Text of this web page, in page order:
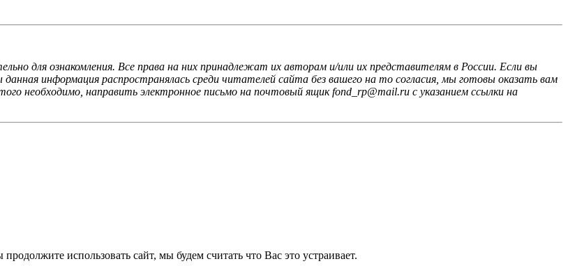
для ознакомления. Все права на них принадлежат их авторам и/или их представителям в России. Если вы
информация распространялась среди читателей сайта без вашего на то согласия, мы готовы оказать вам
необходимо, направить электронное письмо на почтовый ящик fond_rp@mail.ru с указанием ссылки на
использовать сайт, мы будем считать что Вас это устраивает.